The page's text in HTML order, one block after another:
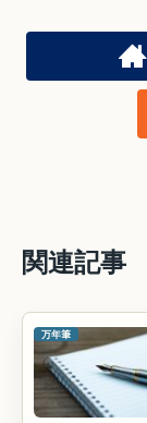
関連記事
万年筆